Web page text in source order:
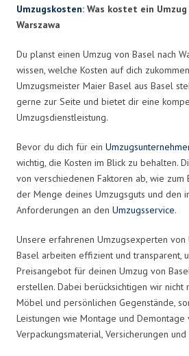
Umzugskosten: Was kostet ein
Warszawa
Du planst einen Umzug von Basel nach
wissen, welche Kosten auf dich
Umzugsmeister Maier Basel aus Basel
gerne zur Seite und bietet dir eine
Umzugsdienstleistung.
Bevor du dich für ein
wichtig, die Kosten im Blick zu behalten.
von verschiedenen Faktoren ab, wie zum
der Menge deines Umzugsguts und den
Anforderungen an den Umzugsservice.
Unsere erfahrenen Umzugsexperten von
Basel arbeiten effizient und transparent,
Preisangebot für deinen Umzug von
erstellen. Dabei berücksichtigen wir
Möbel und persönlichen Gegenstände,
Leistungen wie Montage und Demontage
Verpackungsmaterial, Versicherungen